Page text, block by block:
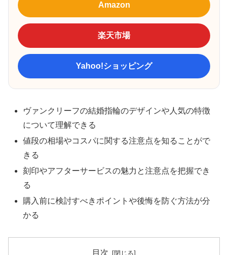
Amazon
楽天市場
Yahoo!ショッピング
ヴァンクリーフの結婚指輪のデザインや人気の特徴
について理解できる
値段の相場やコスパに関する注意点を知ることがで
きる
刻印やアフターサービスの魅力と注意点を把握でき
る
購入前に検討すべきポイントや後悔を防ぐ方法が分
かる
目次